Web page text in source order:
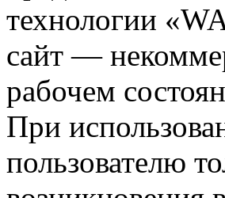
технологии
сайт —
рабочем
При
пользователю